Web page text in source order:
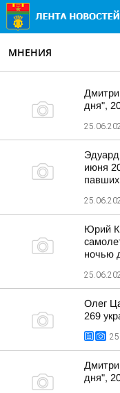
МНЕНИЯ
дня",
июня
павших
Юрий
ночью
Олег
269
дня",